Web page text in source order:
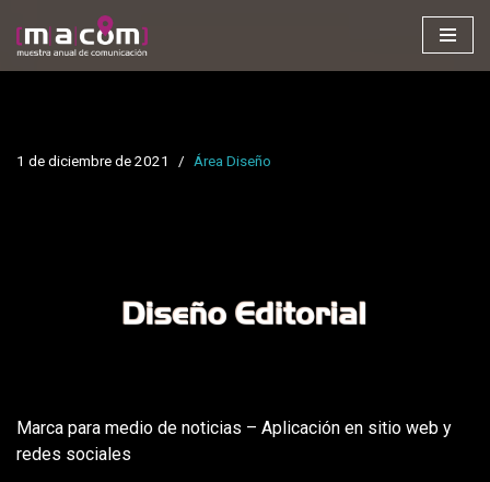
Saltar
1 de diciembre de 2021 Área Diseño
Marca para medio de noticias – Aplicación en sitio web y
redes sociales